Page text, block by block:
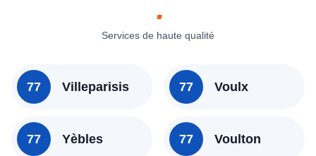
Services de haute qualité
77 Villeparisis
77 Yèbles
77 Voulx
77 Voulton